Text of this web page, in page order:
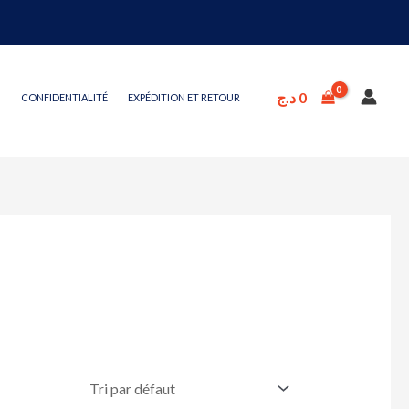
CONFIDENTIALITÉ EXPÉDITION ET RETOUR 0 د.ج